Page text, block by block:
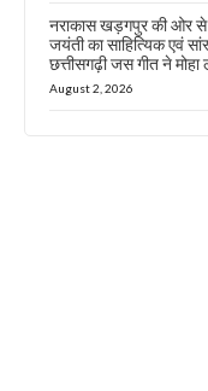
नराकास खड़गपुर की ओर
जयंती का साहित्यिक एवं
छत्तीसगढ़ी जस गीत ने मोहा
August 2, 2026